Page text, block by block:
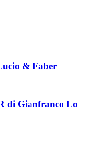
& Faber
di Gianfranco Lo